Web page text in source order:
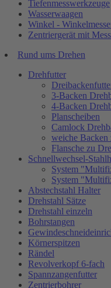
Tiefenmesswerkzeuge
Wasserwaagen
Winkel -
Zentriergerät mit
Rund ums Drehen
Drehfutter
3-Backen
4-Backen
Planscheiben
Camlock
weiche Backen
Flansche zu
Schnellwechsel-
System
System
Abstechstahl Halter
Drehstahl Sätze
Drehstahl einzeln
Bohrstangen
Körnerspitzen
Rändel
Revolverkopf 6-fach
Spannzangenfutter
Zentrierbohrer